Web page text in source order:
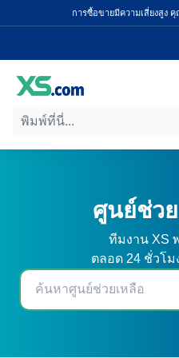
การซื้อขายมีความเสี่ยงสูง
ศูนย์ช่ว
ทีมงาน XS
ตลอด 24 ชั่วโ